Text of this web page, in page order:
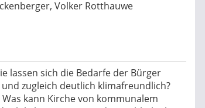
Volker Rotthauwe
lassen sich die Bedarfe der Bürger
zugleich deutlich klimafreundlich?
kann Kirche von kommunalem